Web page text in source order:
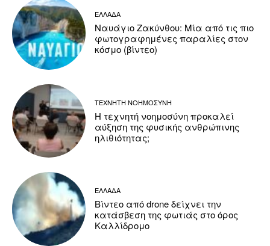
ΕΛΛΑΔΑ
Ναυάγιο Ζακύνθου: Μία από τις πιο
φωτογραφημένες παραλίες στον
κόσμο (βίντεο)
ΤΕΧΝΗΤΗ ΝΟΗΜΟΣΥΝΗ
Η τεχνητή νοημοσύνη προκαλεί
αύξηση της φυσικής ανθρώπινης
ηλιθιότητας;
ΕΛΛΑΔΑ
Βίντεο από drone δείχνει την
κατάσβεση της φωτιάς στο όρος
Καλλίδρομο